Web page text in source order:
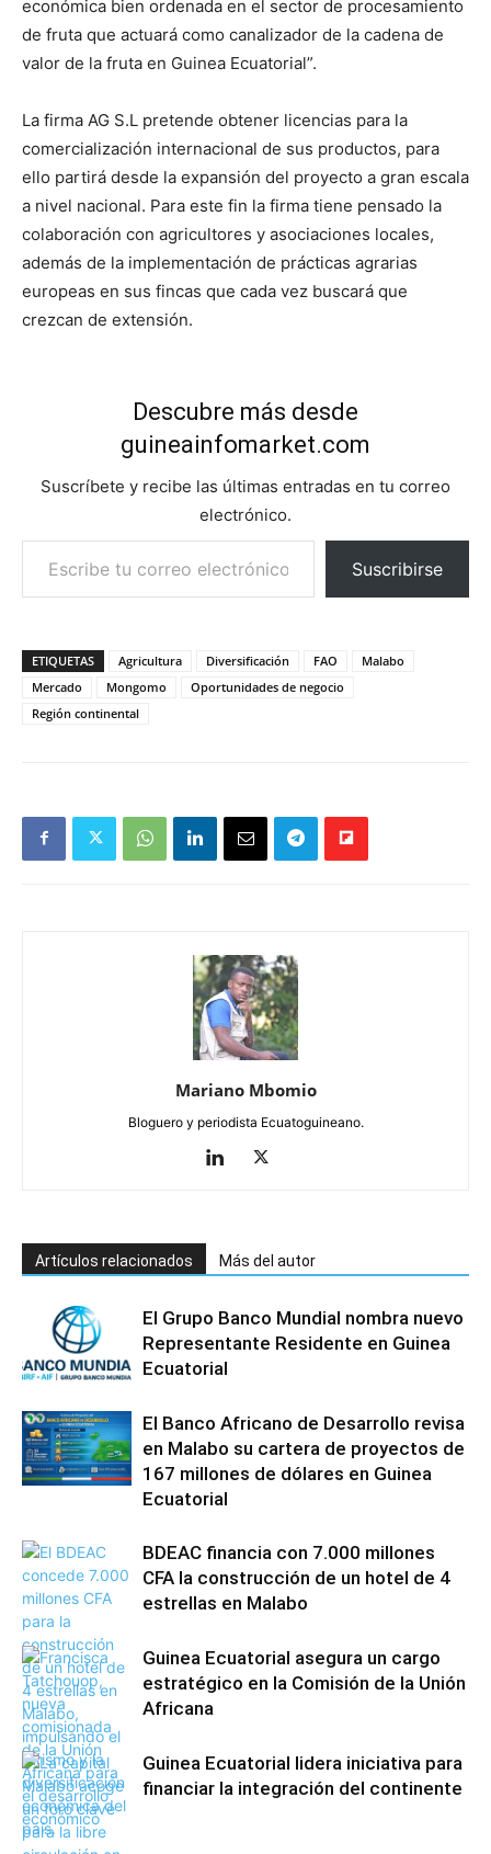
económica bien ordenada en el sector de procesamiento
de fruta que actuará como canalizador de la cadena de
valor de la fruta en Guinea Ecuatorial”.
La firma AG S.L pretende obtener licencias para la
comercialización internacional de sus productos, para
ello partirá desde la expansión del proyecto a gran escala
a nivel nacional. Para este fin la firma tiene pensado la
colaboración con agricultores y asociaciones locales,
además de la implementación de prácticas agrarias
europeas en sus fincas que cada vez buscará que
crezcan de extensión.
Descubre más desde
guineainfomarket.com
Suscríbete y recibe las últimas entradas en tu correo
electrónico.
Escribe tu correo electrónico…
Suscribirse
ETIQUETAS Agricultura Diversificación FAO
Malabo
Mercado
Mongomo
Oportunidades de negocio
Región continental
Mariano Mbomio
Bloguero y periodista Ecuatoguineano.
Artículos relacionados Más del autor
El Grupo Banco Mundial nombra nuevo
Representante Residente en Guinea
Ecuatorial
El Banco Africano de Desarrollo revisa
en Malabo su cartera de proyectos de
167 millones de dólares en Guinea
Ecuatorial
BDEAC financia con 7.000 millones
CFA la construcción de un hotel de 4
estrellas en Malabo
Guinea Ecuatorial asegura un cargo
estratégico en la Comisión de la Unión
Africana
Guinea Ecuatorial lidera iniciativa para
financiar la integración del continente